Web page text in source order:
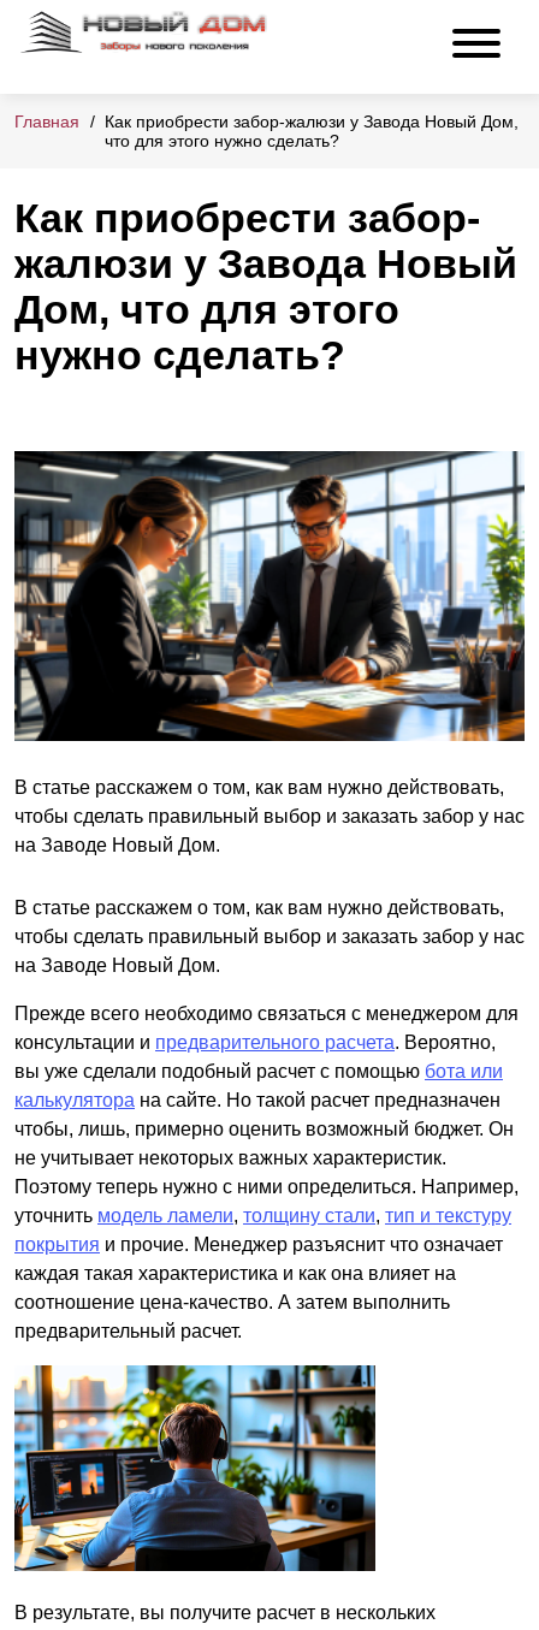
Главная
Как приобрести забор-жалюзи у Завода Новый Дом,
что для этого нужно сделать?
Как приобрести забор-
жалюзи у Завода Новый
Дом, что для этого
нужно сделать?
В статье расскажем о том, как вам нужно действовать,
чтобы сделать правильный выбор и заказать забор у нас
на Заводе Новый Дом.
В статье расскажем о том, как вам нужно действовать,
чтобы сделать правильный выбор и заказать забор у нас
на Заводе Новый Дом.
Прежде всего необходимо связаться с менеджером для
консультации и предварительного расчета. Вероятно,
вы уже сделали подобный расчет с помощью бота или
калькулятора на сайте. Но такой расчет предназначен
чтобы, лишь, примерно оценить возможный бюджет. Он
не учитывает некоторых важных характеристик.
Поэтому теперь нужно с ними определиться. Например,
уточнить модель ламели, толщину стали, тип и текстуру
покрытия и прочие. Менеджер разъяснит что означает
каждая такая характеристика и как она влияет на
соотношение цена-качество. А затем выполнить
предварительный расчет.
В результате, вы получите расчет в нескольких